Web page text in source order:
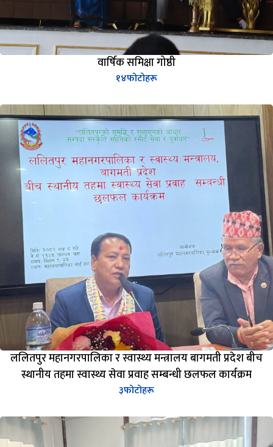
वार्षिक समिक्षा गोष्ठी
१४फोटोहरू
ललितपुर महानगरपालिका र स्वास्थ्य मन्त्रालय बागमती प्रदेश बीच
स्थानीय तहमा स्वास्थ्य सेवा प्रवाह सम्बन्धी छलफल कार्यक्रम
३फोटोहरू